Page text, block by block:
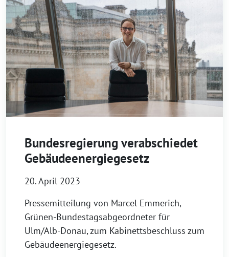
Bundesregierung verabschiedet
Gebäudeenergiegesetz
20. April 2023
Pressemitteilung von Marcel Emmerich,
Grünen-Bundestagsabgeordneter für
Ulm/Alb-Donau, zum Kabinettsbeschluss zum
Gebäudeenergiegesetz.